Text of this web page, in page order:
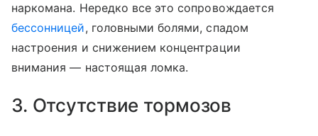
наркомана. Нередко все это сопровождается
бессонницей, головными болями, спадом
настроения и снижением концентрации
внимания — настоящая ломка.
3. Отсутствие тормозов